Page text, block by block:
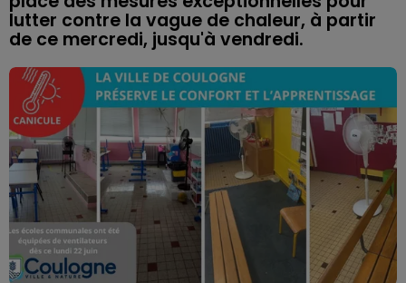
lutter contre la vague de chaleur, à partir
de ce mercredi, jusqu'à vendredi.